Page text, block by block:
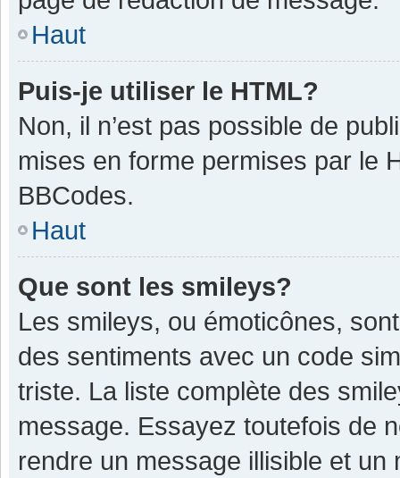
Haut
Puis-je utiliser le HTML?
Non, il n’est pas possible de
mises en forme permises par le
BBCodes.
Haut
Que sont les smileys?
Les smileys, ou émoticônes,
des sentiments avec un code
triste. La liste complète des
message. Essayez toutefois de
rendre un message illisible et